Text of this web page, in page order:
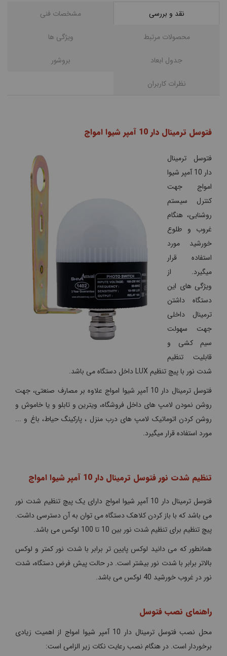
نقد و بررسی مشخصات فنی
محصولات مرتبط ویژگی ها
جدول ابعاد بروشور
نظرات کاربران
فتوسل ترمینال دار 10 آمپر شیوا امواج
فتوسل ترمینال
دار 10 آمپر شیوا
امواج جهت
کنترل سیستم
روشنایی، هنگام
غروب و طلوع
خورشید مورد
استفاده قرار
میگیرد. از
ویژگی های این
دستگاه داشتن
ترمینال داخلی
جهت سهولت
سیم کشی و
قابلیت تنظیم
شدت نور با پیچ تنظیم LUX داخل دستگاه می باشد.
فتوسل ترمینال دار 10 آمپر شیوا امواج علاوه بر مصارف صنعتی، جهت
روشن نمودن لامپ های داخل فروشگاه، ویترین و تابلو و یا خاموش و
روشن کردن اتوماتیک لامپ های درب منزل ، پارکینگ حیاط، باغ و ...
مورد استفاده قرار میگیرد.
تنظیم شدت نور فتوسل ترمینال دار 10 آمپر شیوا امواج
فتوسل ترمینال دار 10 آمپر شیوا امواج دارای یک پیچ تنظیم شدت نور
می باشد که با باز کردن کلاهک دستگاه می توان به آن دسترسی داشت.
پیچ تنظیم برای تنظیم شدت نور بین 10 تا 100 لوکس می باشد.
همانطور که می دانید لوکس پایین تر برابر با شدت نور کمتر و لوکس
بالاتر برابر با شدت نور بیشتر است. در حالت پیش فرض دستگاه، شدت
نور در غروب خورشید 40 لوکس می باشد.
راهنمای نصب فتوسل
محل نصب فتوسل ترمینال دار 10 آمپر شیوا امواج از اهمیت زیادی
برخوردار است. در هنگام نصب رعایت نکات زیر الزامی است: